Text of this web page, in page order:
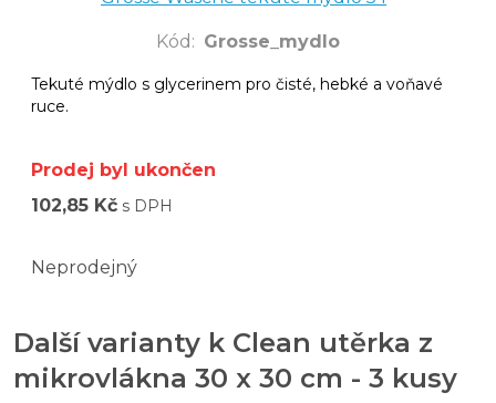
Kód : Grosse_mydlo
Tekuté mýdlo s glycerinem pro čisté, hebké a voňavé
ruce.
Prodej byl ukončen
102,85 Kč s DPH
Neprodejný
Další varianty k Clean utěrka z
mikrovlákna 30 x 30 cm - 3 kusy